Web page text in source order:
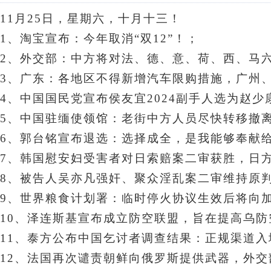
11月25日，星期六 ，十月十三！
1、淘宝宣布：今年取消“双12”！；
2、外交部：中方将对法、德、意、荷、西、马
3、广东：各地区不得新增汽车限购措施，广州
4、 中国国民党宣布侯友宜2024副手人选为赵少
5、 中国驻缅使领馆：老街中方人员尽快转移撤
6、 郭台铭宣布退选：选择成全，是我能够奉献
7、 韩国慰安妇受害者对日索赔案二审获胜，日
8、被告人吴亦凡强奸、聚众淫乱案二审维持原
9、世界粮食计划署：临时停火协议生效后将向
10、泽连斯基宣布成立防空联盟，旨在提高乌
11、泰方公布中国乞讨者调查结果：正规渠道
12、 法国再次谴责朝鲜向俄罗斯提供武器，外